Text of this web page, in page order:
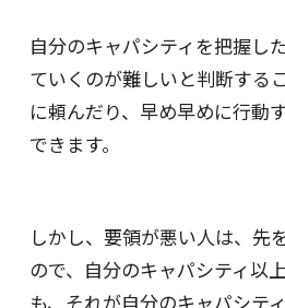
自分のキャパシティを把握し
ていくのが難しいと判断する
に頼んだり、早め早めに行動
できます。
しかし、要領が悪い人は、先
ので、自分のキャパシティ以
も、それが自分のキャパシテ